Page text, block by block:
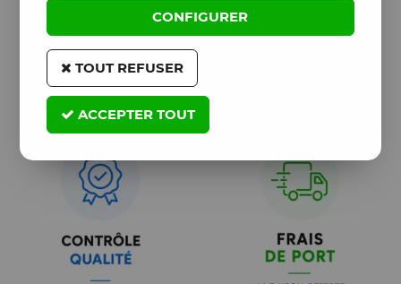
CONFIGURER
TOUT REFUSER
ACCEPTER TOUT